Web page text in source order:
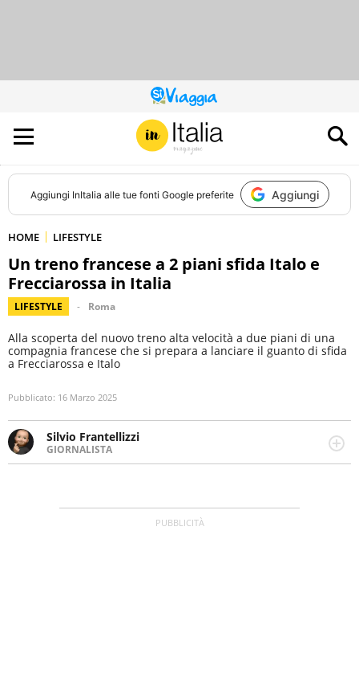
QUESTO
SITO
CONTRIBUISCE
ALL’AUDIENCE
DI
Aggiungi InItalia alle tue fonti Google preferite Aggiungi
HOME LIFESTYLE
Un treno francese a 2 piani sfida Italo e
Frecciarossa in Italia
LIFESTYLE Roma
Alla scoperta del nuovo treno alta velocità a due piani di una
compagnia francese che si prepara a lanciare il guanto di sfida
a Frecciarossa e Italo
Pubblicato: 16 Marzo 2025
Silvio Frantellizzi
GIORNALISTA
Giornalista pubblicista. Da oltre dieci anni si occupa di